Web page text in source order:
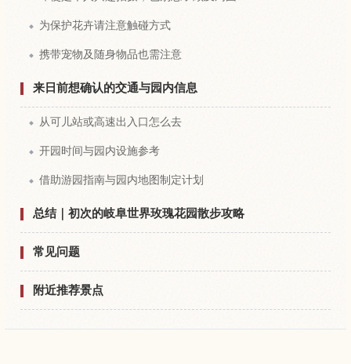
为保护花卉请注意触碰方式
携带宠物及随身物品也需注意
来日前想确认的交通与园内信息
从可儿站或高速出入口怎么去
开园时间与园内设施参考
借助游园指南与园内地图制定计划
总结｜初次的岐阜世界玫瑰花园散步攻略
常见问题
附近推荐景点